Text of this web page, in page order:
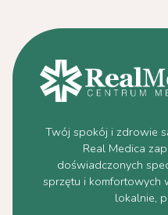
Twój spokój i zdrowie
Real Medica
doświadczonych
sprzętu i komfortowych
lokalnie,